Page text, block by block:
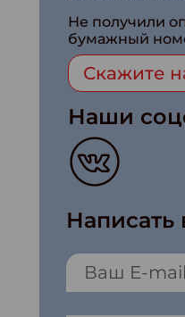
Не получили
бумажный
Скажите
Наши